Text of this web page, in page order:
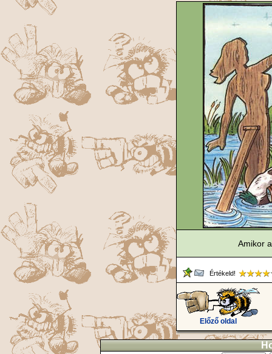
Amikor
Értékeld!
Előző oldal